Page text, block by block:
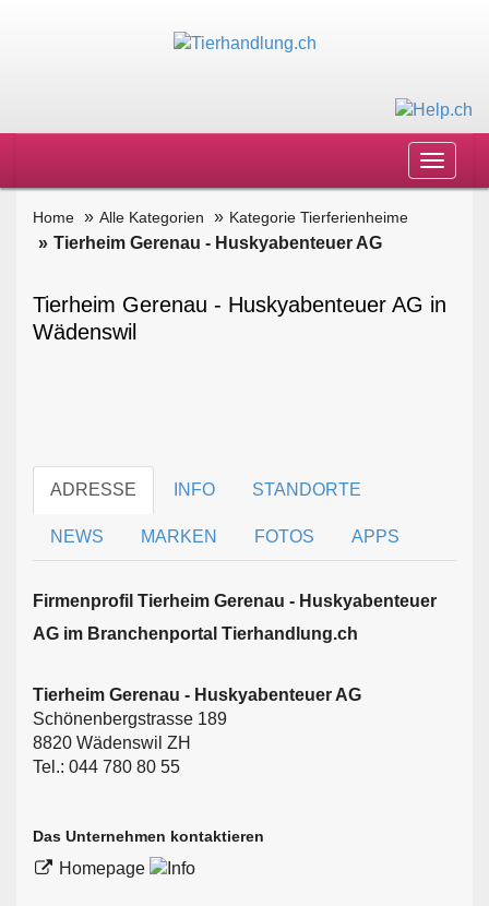
Toggle
Home Alle Kategorien Kategorie Tierferienheime
Tierheim Gerenau - Huskyabenteuer AG
Tierheim Gerenau - Huskyabenteuer AG in
Wädenswil
ADRESSE INFO STANDORTE
NEWS MARKEN FOTOS APPS
Firmen­profil Tierheim Gerenau - Huskyabenteuer
AG im Branchen­portal Tierhandlung.ch
Tierheim Gerenau - Huskyabenteuer AG
Schönenbergstrasse 189
8820 Wädenswil ZH
Tel.: 044 780 80 55
Das Unternehmen kontaktieren
Homepage